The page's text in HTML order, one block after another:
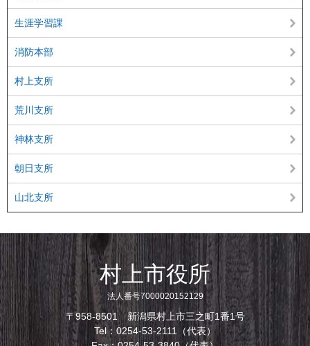
生涯学習課
消防本部
村上支所
荒川支所
神林支所
朝日支所
山北支所
村上市役所
法人番号7000020152129
〒958-8501 新潟県村上市三之町1番1号
Tel：0254-53-2111（代表）